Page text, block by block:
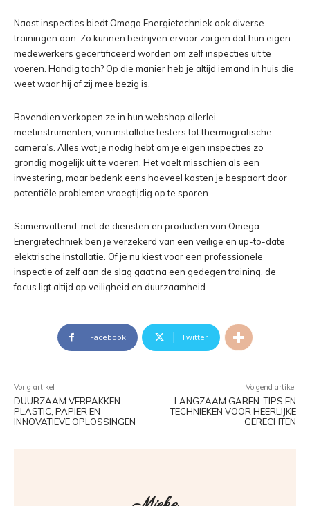
Naast inspecties biedt Omega Energietechniek ook diverse
trainingen aan. Zo kunnen bedrijven ervoor zorgen dat hun eigen
medewerkers gecertificeerd worden om zelf inspecties uit te
voeren. Handig toch? Op die manier heb je altijd iemand in huis die
weet waar hij of zij mee bezig is.
Bovendien verkopen ze in hun webshop allerlei
meetinstrumenten, van installatie testers tot thermografische
camera’s. Alles wat je nodig hebt om je eigen inspecties zo
grondig mogelijk uit te voeren. Het voelt misschien als een
investering, maar bedenk eens hoeveel kosten je bespaart door
potentiële problemen vroegtijdig op te sporen.
Samenvattend, met de diensten en producten van Omega
Energietechniek ben je verzekerd van een veilige en up-to-date
elektrische installatie. Of je nu kiest voor een professionele
inspectie of zelf aan de slag gaat na een gedegen training, de
focus ligt altijd op veiligheid en duurzaamheid.
Facebook Twitter
Vorig artikel
DUURZAAM VERPAKKEN:
PLASTIC, PAPIER EN
INNOVATIEVE OPLOSSINGEN
Volgend artikel
LANGZAAM GAREN: TIPS EN
TECHNIEKEN VOOR HEERLIJKE
GERECHTEN